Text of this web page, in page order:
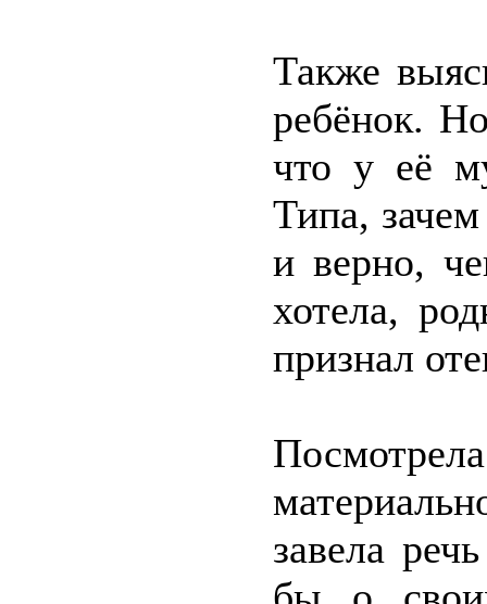
Также
ребёнок.
что у её
Типа,
и верно,
хотела,
признал
завела